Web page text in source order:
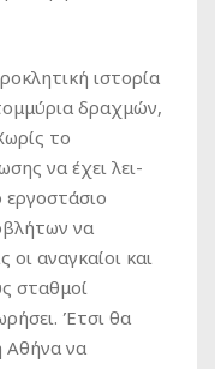
ιστορία
δραχμών,
το
να έχει λει-
να
οι αναγκαίοι και
σταθμοί
Έτσι θα
Αθήνα να